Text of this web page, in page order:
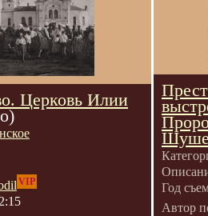
Церковь Илии
VIP
Год
Автор